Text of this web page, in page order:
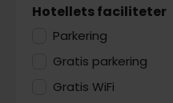
Hotellets faciliteter
Parkering
Gratis parkering
Gratis WiFi